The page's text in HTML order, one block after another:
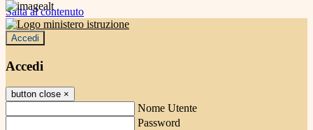
Salta al contenuto
Accedi
Accedi
button close ×
Nome Utente
Password